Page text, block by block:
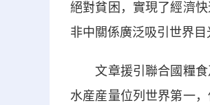
絕對貧困，實現了經濟
非中關係廣泛吸引世界
文章援引聯合國糧食
水産産量位列世界第一